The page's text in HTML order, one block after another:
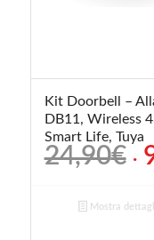
Kit Doorbell –
DB11, Wireless
Smart Life, Tuya
24,90€ Il
Mostra